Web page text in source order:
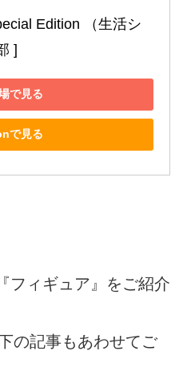
Edition （生活シ
]
で見る
で見る
フィギュア』をご紹介
の記事もあわせてご